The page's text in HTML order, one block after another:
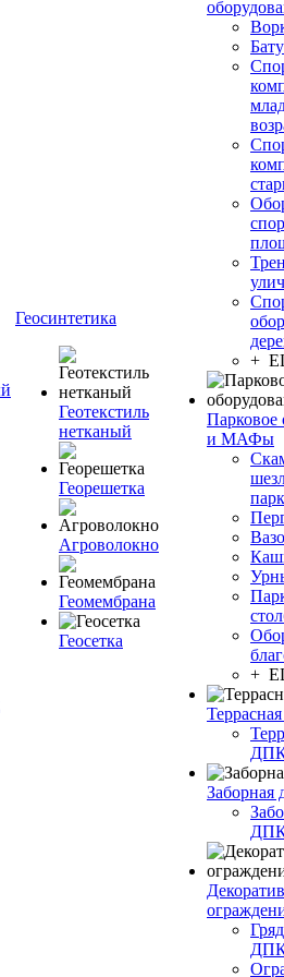
Геосинтетика
Геотекстиль
нетканый
Георешетка
Агроволокно
Геомембрана
Геосетка
+
Парковое
и МАФы
+
Заборная